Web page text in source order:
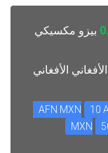
بيزو مكسيكي
الأفغاني الأفغاني
10
MXN